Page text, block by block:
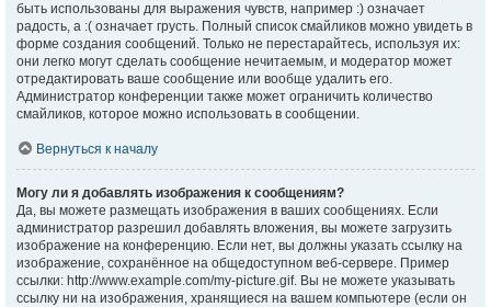
быть использованы для выражения чувств, например :) означает
радость, а :( означает грусть. Полный список смайликов можно увидеть в
форме создания сообщений. Только не перестарайтесь, используя их:
они легко могут сделать сообщение нечитаемым, и модератор может
отредактировать ваше сообщение или вообще удалить его.
Администратор конференции также может ограничить количество
смайликов, которое можно использовать в сообщении.
Вернуться к началу
Могу ли я добавлять изображения к сообщениям?
Да, вы можете размещать изображения в ваших сообщениях. Если
администратор разрешил добавлять вложения, вы можете загрузить
изображение на конференцию. Если нет, вы должны указать ссылку на
изображение, сохранённое на общедоступном веб-сервере. Пример
ссылки: http://www.example.com/my-picture.gif. Вы не можете указывать
ссылку ни на изображения, хранящиеся на вашем компьютере (если он